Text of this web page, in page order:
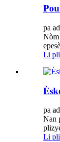
pa
Nòm
Li
pa
Nan
Li